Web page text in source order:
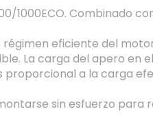
1000ECO. Combinado
régimen eficiente del
La carga del apero en
a la carga
sin esfuerzo para